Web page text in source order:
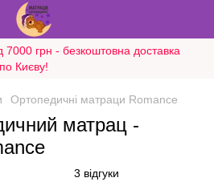
7000 грн - безкоштовна доставка
по Києву!
Ортопедичні матраци Romance
матрац -
3 відгуки